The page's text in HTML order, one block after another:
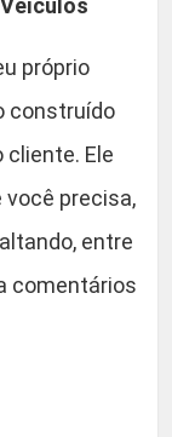
próprio
construído
cliente. Ele
precisa,
entre
comentários